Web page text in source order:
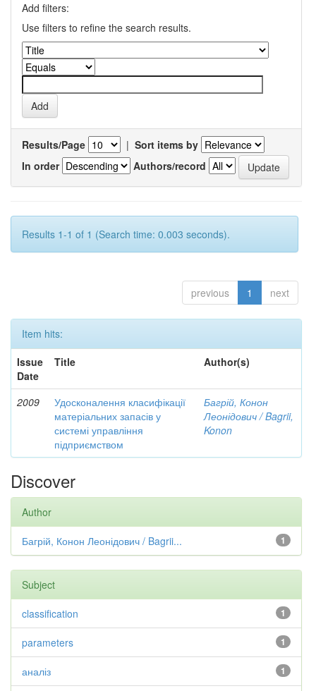
Add filters:
Use filters to refine the search results.
Results/Page | Sort items by
In order
Authors/record
Results 1-1 of 1 (Search time: 0.003 seconds).
previous 1 next
Item hits:
Issue
Date
Title Author(s)
2009
Удосконалення класифікації
матеріальних запасів у
системі управління
підприємством
Багрій, Конон
Леонідович / Bagrii,
Konon
Discover
Author
1
Багрій, Конон Леонідович / Bagrii...
Subject
1
classification
1
parameters
1
аналіз